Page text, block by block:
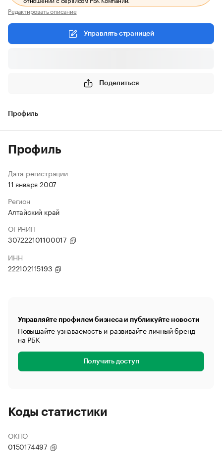
Редактировать описание
Управлять страницей
Поделиться
Профиль
Профиль
Дата регистрации
11 января 2007
Регион
Алтайский край
ОГРНИП
307222101100017
ИНН
222102115193
Управляйте профилем бизнеса и публикуйте новости
Повышайте узнаваемость и развивайте личный бренд
на РБК
Получить доступ
Коды статистики
ОКПО
0150174497